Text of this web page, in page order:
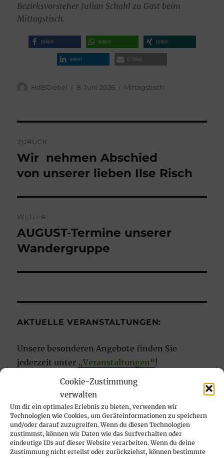
Cookie-Zustimmung
verwalten
Um dir ein optimales Erlebnis zu bieten, verwenden wir
Technologien wie Cookies, um Geräteinformationen zu speichern
und/oder darauf zuzugreifen. Wenn du diesen Technologien
zustimmst, können wir Daten wie das Surfverhalten oder
eindeutige IDs auf dieser Website verarbeiten. Wenn du deine
Zustimmung nicht erteilst oder zurückziehst, können bestimmte
Bezirksvorsteher Julian Schahl zu Gast beim
Mittagstisch.
teilen teilen teilen
teilen E-Mail
Autor
HdBGiebel
Veröffentlicht
8. Juni 2026 Kategorien
Mittagstisch
ZURÜCK
Vorheriger
Beitrag:
Wir nehmen Abschied
von unserer lieben Ilse Risch
WEITER
Nächster
Beitrag:
AUGUST-Termine unserer
Wandergruppe
AKTUELLE VERANSTALTUNGEN:
Unsere besonderen Angebote finden Sie
jederzeit unter „Veranstaltungen“ !
UNSERE AKTUELLEN MELDUNGEN:
AUGUST-Termine unserer Wandergruppe